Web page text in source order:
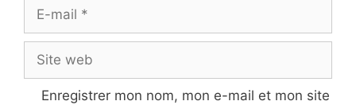
mail
web
Enregistrer mon nom, mon e-mail et mon site